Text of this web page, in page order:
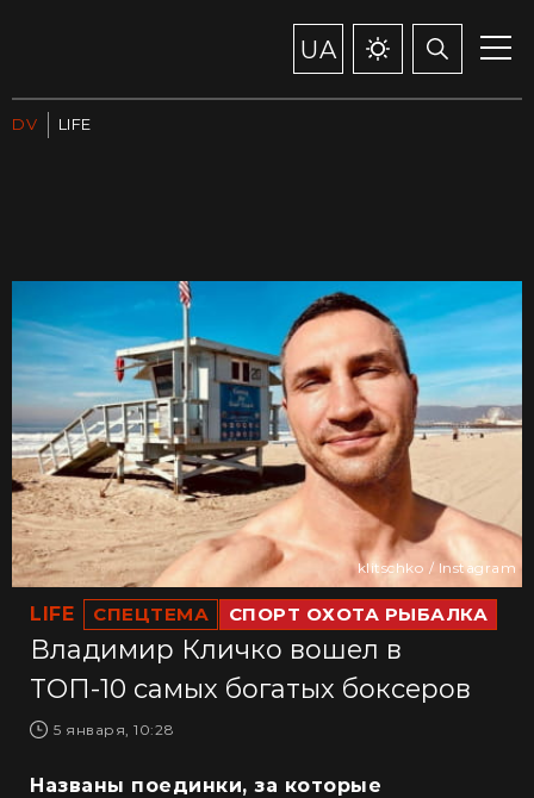
UA
DV LIFE
LIFE СПЕЦТЕМА СПОРТ ОХОТА РЫБАЛКА
Владимир Кличко вошел в
ТОП-10 самых богатых боксеров
5 января, 10:28
klitschko / Instagram
Названы поединки, за которые